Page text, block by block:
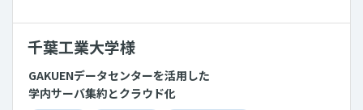
千葉工業大学様
GAKUENデータセンターを活用した
学内サーバ集約とクラウド化